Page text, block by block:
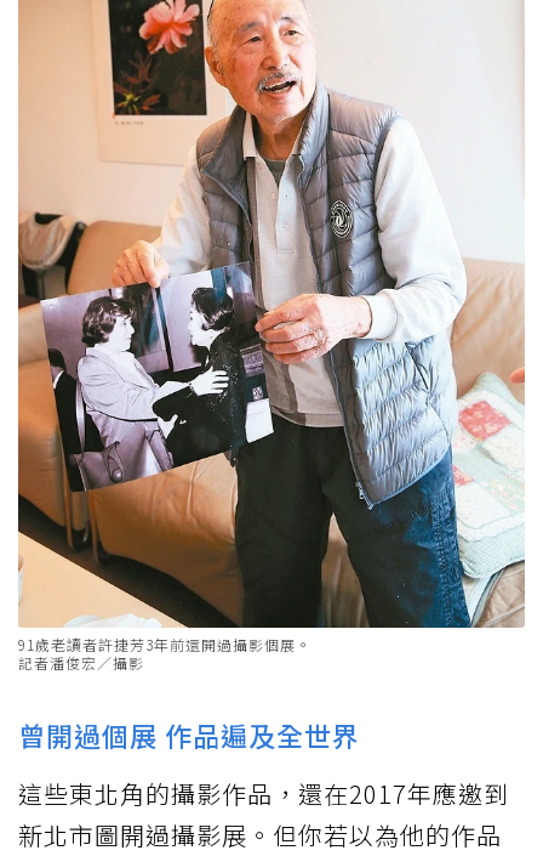
91歲老讀者許捷芳3年前還開過攝影個展。
記者潘俊宏／攝影
曾開過個展 作品遍及全世界
這些東北角的攝影作品，還在2017年應邀到
新北市圖開過攝影展。但你若以為他的作品